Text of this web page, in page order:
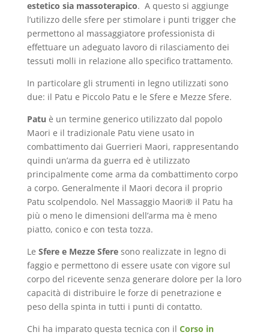
estetico sia massoterapico. A questo si aggiunge
l’utilizzo delle sfere per stimolare i punti trigger che
permettono al massaggiatore professionista di
effettuare un adeguato lavoro di rilasciamento dei
tessuti molli in relazione allo specifico trattamento.
In particolare gli strumenti in legno utilizzati sono
due: il Patu e Piccolo Patu e le Sfere e Mezze Sfere.
Patu è un termine generico utilizzato dal popolo
Maori e il tradizionale Patu viene usato in
combattimento dai Guerrieri Maori, rappresentando
quindi un’arma da guerra ed è utilizzato
principalmente come arma da combattimento corpo
a corpo. Generalmente il Maori decora il proprio
Patu scolpendolo. Nel Massaggio Maori® il Patu ha
più o meno le dimensioni dell’arma ma è meno
piatto, conico e con testa tozza.
Le Sfere e Mezze Sfere sono realizzate in legno di
faggio e permettono di essere usate con vigore sul
corpo del ricevente senza generare dolore per la loro
capacità di distribuire le forze di penetrazione e
peso della spinta in tutti i punti di contatto.
Chi ha imparato questa tecnica con il Corso in